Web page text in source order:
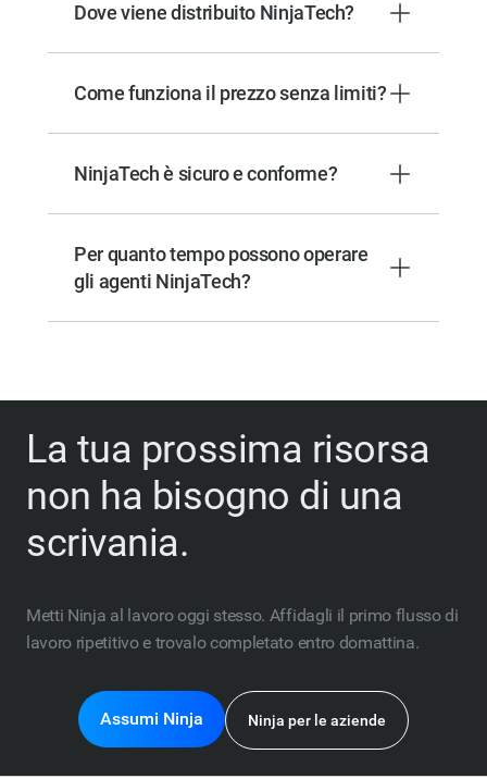
Dove viene distribuito NinjaTech?
Come funziona il prezzo senza limiti?
NinjaTech è sicuro e conforme?
Per quanto tempo possono operare
gli agenti NinjaTech?
La tua prossima risorsa
non ha bisogno di una
scrivania.
Metti Ninja al lavoro oggi stesso. Affidagli il primo flusso di
lavoro ripetitivo e trovalo completato entro domattina.
Assumi Ninja Ninja per le aziende